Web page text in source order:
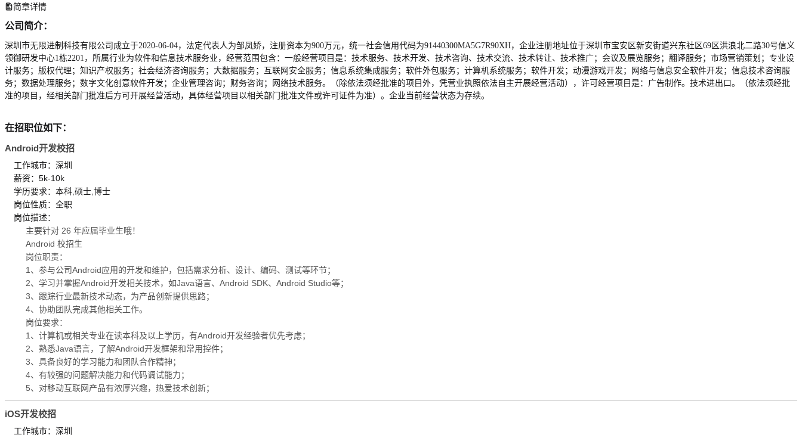
简章详情
公司简介：
深圳市无限进制科技有限公司成立于2020-06-04，法定代表人为邹凤娇，注册资本为900万元，统一社会信用代码为91440300MA5G7R90XH，企业注册地址位于深圳市宝安区新安街道兴东社区69区洪浪北二路30号信义
领御研发中心1栋2201，所属行业为软件和信息技术服务业，经营范围包含：一般经营项目是：技术服务、技术开发、技术咨询、技术交流、技术转让、技术推广；会议及展览服务；翻译服务；市场营销策划；专业设
计服务；版权代理；知识产权服务；社会经济咨询服务；大数据服务；互联网安全服务；信息系统集成服务；软件外包服务；计算机系统服务；软件开发；动漫游戏开发；网络与信息安全软件开发；信息技术咨询服
务；数据处理服务；数字文化创意软件开发；企业管理咨询；财务咨询；网络技术服务。（除依法须经批准的项目外，凭营业执照依法自主开展经营活动），许可经营项目是：广告制作。技术进出口。（依法须经批
准的项目，经相关部门批准后方可开展经营活动，具体经营项目以相关部门批准文件或许可证件为准）。企业当前经营状态为存续。
在招职位如下：
Android开发校招
工作城市：深圳
薪资：5k-10k
学历要求：本科,硕士,博士
岗位性质：全职
岗位描述：
主要针对 26 年应届毕业生哦！
Android 校招生
岗位职责：
1、参与公司Android应用的开发和维护，包括需求分析、设计、编码、测试等环节；
2、学习并掌握Android开发相关技术，如Java语言、Android SDK、Android Studio等；
3、跟踪行业最新技术动态，为产品创新提供思路；
4、协助团队完成其他相关工作。
岗位要求：
1、计算机或相关专业在读本科及以上学历，有Android开发经验者优先考虑；
2、熟悉Java语言，了解Android开发框架和常用控件；
3、具备良好的学习能力和团队合作精神；
4、有较强的问题解决能力和代码调试能力；
5、对移动互联网产品有浓厚兴趣，热爱技术创新；
iOS开发校招
工作城市：深圳